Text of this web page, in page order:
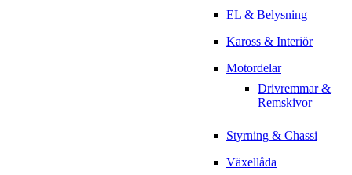
EL & Belysning
Kaross & Interiör
Motordelar
Drivremmar &
Remskivor
Styrning & Chassi
Växellåda